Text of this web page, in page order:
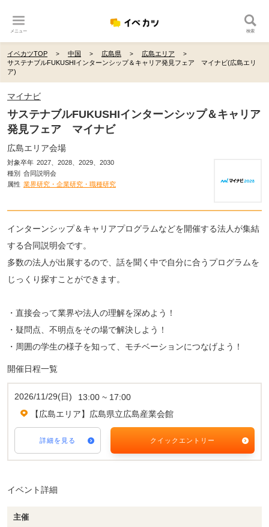
メニュー 検索
イベカツTOP 中国 広島県
広島エリア
サステナブルFUKUSHIインターンシップ＆キャリア発見フェア マイナビ(広島エリ
ア)
マイナビ
サステナブルFUKUSHIインターンシップ＆キャリア
発見フェア マイナビ
広島エリア会場
対象卒年 2027、2028、2029、2030
種別 合同説明会
属性 業界研究・企業研究・職種研究
インターンシップ＆キャリアプログラムなどを開催する法人が集結
する合同説明会です。
多数の法人が出展するので、話を聞く中で自分に合うプログラムを
じっくり探すことができます。
・直接会って業界や法人の理解を深めよう！
・疑問点、不明点をその場で解決しよう！
・周囲の学生の様子を知って、モチベーションにつなげよう！
開催日程一覧
2026/11/29(日)
13:00 ~ 17:00
【広島エリア】広島県立広島産業会館
詳細を見る クイックエントリー
イベント詳細
主催